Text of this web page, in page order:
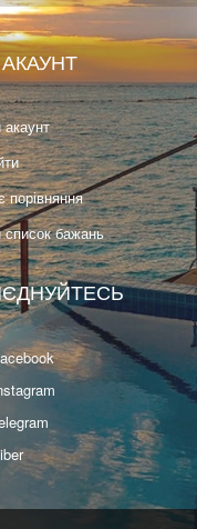
акаунт
порівняння
список бажань